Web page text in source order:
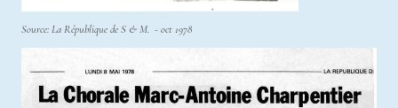
Source: La République de S & M. - oct 1978